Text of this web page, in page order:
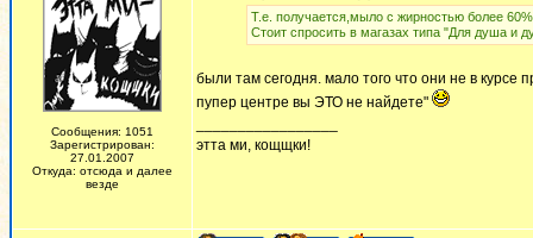
Сообщения: 1051
Зарегистрирован:
27.01.2007
Откуда: отсюда и далее
везде
Т.е. получается,мыло с жирностью более
Стоит спросить в магазах типа "Для душа и
были там сегодня. мало того что они не в курсе
пупер центре вы ЭТО не найдете"
этта ми, кощщки!